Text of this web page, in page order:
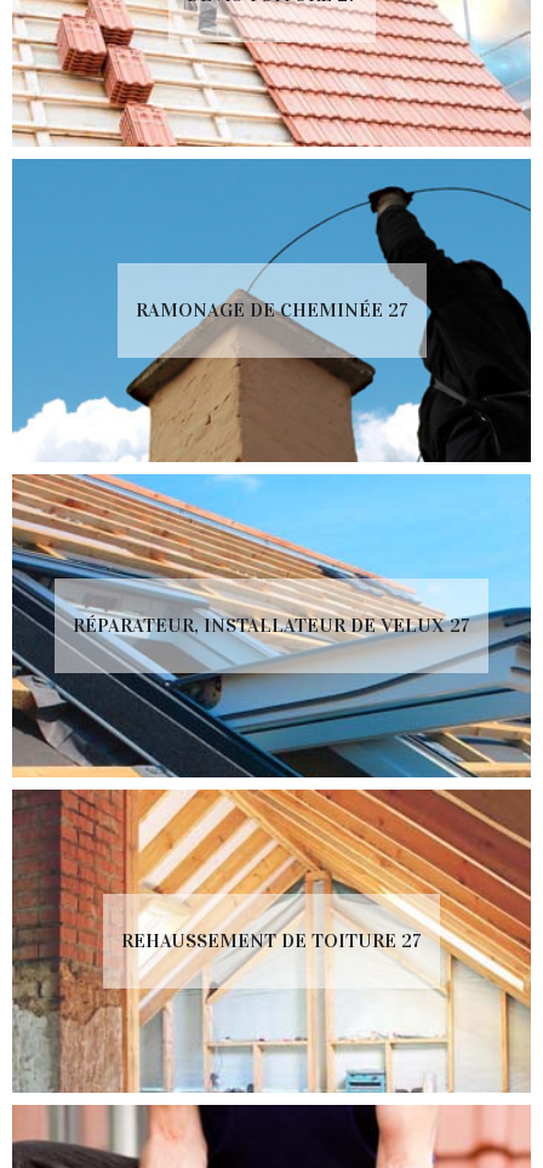
RAMONAGE DE CHEMINÉE 27
RÉPARATEUR, INSTALLATEUR DE VELUX 27
REHAUSSEMENT DE TOITURE 27